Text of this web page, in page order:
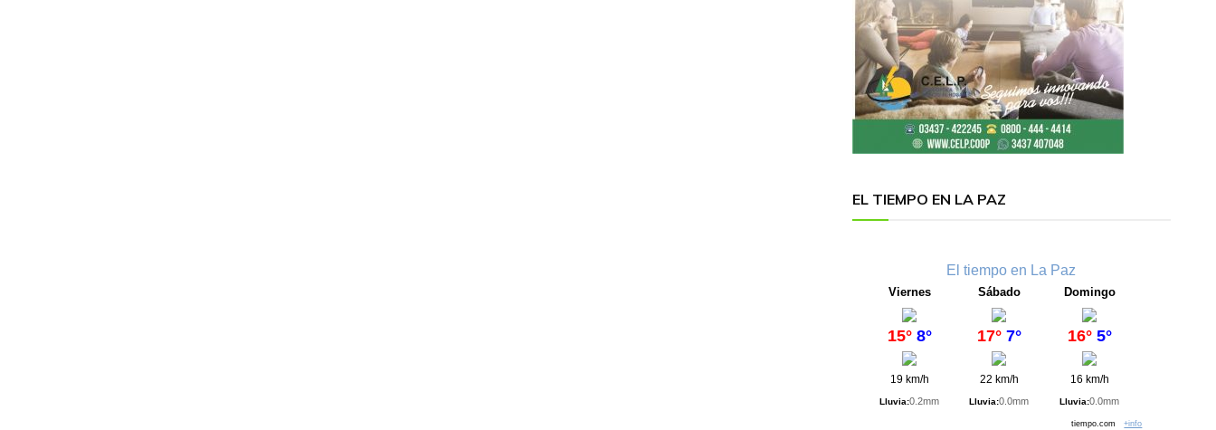
EL TIEMPO EN LA PAZ
El tiempo en La Paz
Viernes
15° 8°
19 km/h
Lluvia:0.2mm
Sábado
17° 7°
22 km/h
Lluvia:0.0mm
Domingo
16° 5°
16 km/h
Lluvia:0.0mm
tiempo.com+info